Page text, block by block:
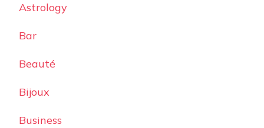
Astrology
Bar
Beauté
Bijoux
Business